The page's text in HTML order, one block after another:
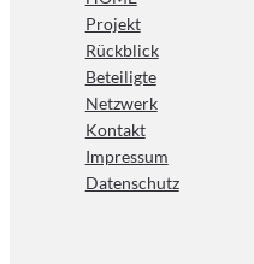
Projekt
Rückblick
Beteiligte
Netzwerk
Kontakt
Impressum
Datenschutz